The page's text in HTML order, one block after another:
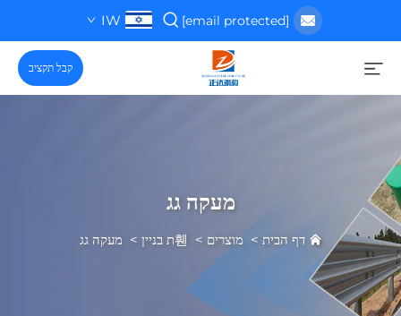
[email protected]
IW
קבל תקציב
מעקה גג
דף הבית > מוצרים > 휀ת בניין > מעקה גג